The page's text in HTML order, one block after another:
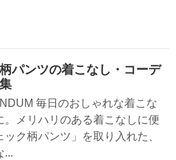
パンツの着こなし・コーデ
毎日のおしゃれな着こな
。メリハリのある着こなしに便
ック柄パンツ」を取り入れた、
...